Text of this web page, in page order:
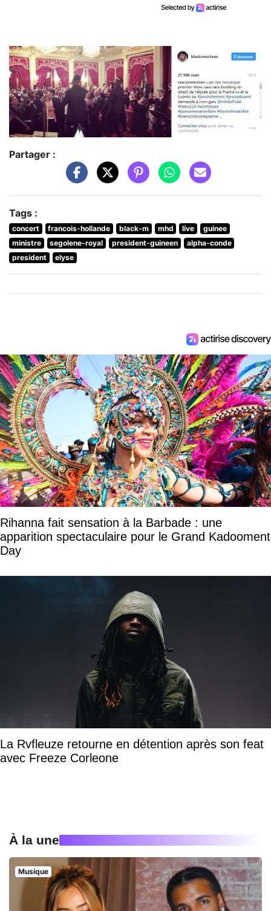
Partager :
Tags :
concert francois-hollande black-m mhd live
guinee
ministre
segolene-royal president-guineen
alpha-conde
president
elyse
Rihanna fait sensation à la Barbade : une
apparition spectaculaire pour le Grand Kadooment
Day
La Rvfleuze retourne en détention après son feat
avec Freeze Corleone
À la une
Musique